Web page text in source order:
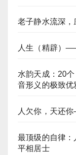
老子静水流深，
人生（精辟）
水韵天成：20
音形义的极致优
人欠你，天还
最顶级的自律
平相居士